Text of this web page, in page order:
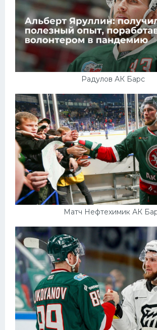
Радулов АК Барс
Матч Нефтехимик АК